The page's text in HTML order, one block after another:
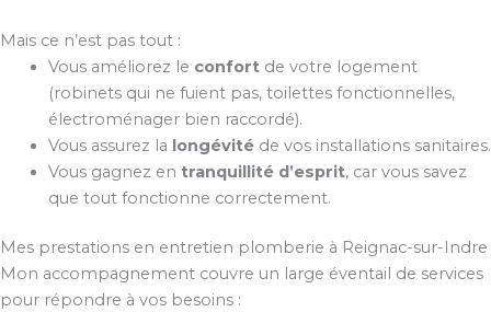
Mais ce n’est pas tout :
Vous améliorez le confortde votre logement
(robinets qui ne fuient pas, toilettes fonctionnelles,
électroménager bien raccordé).
Vous assurez la longévitéde vos installations sanitaires.
Vous gagnez en tranquillité d’esprit, car vous savez
que tout fonctionne correctement.
Mes prestations en entretien plomberie à Reignac-sur-Indre
Mon accompagnement couvre un large éventail de services
pour répondre à vos besoins :